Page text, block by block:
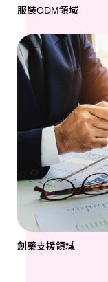
服裝ODM領域
創藥支援領域